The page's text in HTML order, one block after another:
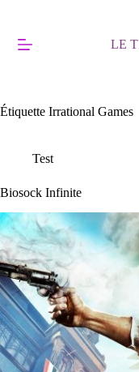
LE
Étiquette Irrational Games
Test
Biosock Infinite